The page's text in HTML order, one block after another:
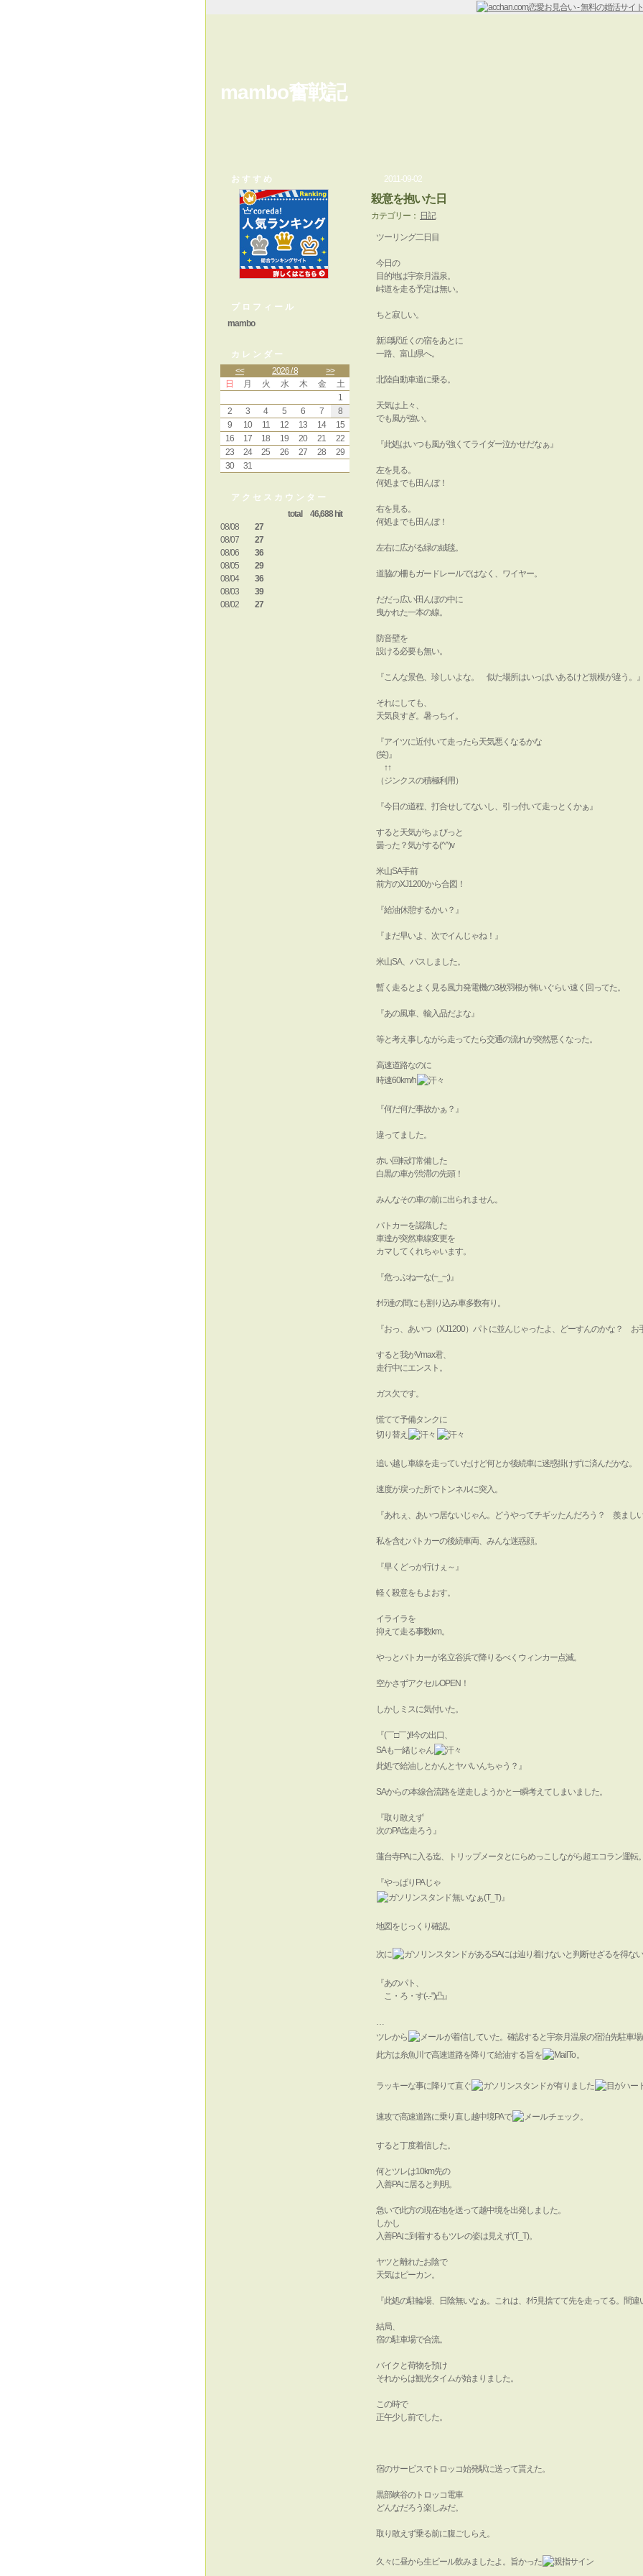
mambo奮戦記
おすすめ
プロフィール
mambo
カレンダー
<<
2026 / 8
>>
日
月 火 水 木 金
土
1
2
3 4 5 6 7
8
9
10 11 12 13 14
15
16
17 18 19 20 21
22
23
24 25 26 27 28
29
30
31
アクセスカウンター
total 46,688 hit
08/08
27
08/07
27
08/06
36
08/05
29
08/04
36
08/03
39
08/02
27
2011-09-02
殺意を抱いた日
カテゴリー： 日記
ツーリング二日目
今日の
目的地は宇奈月温泉。
峠道を走る予定は無い。
ちと寂しい。
新潟駅近くの宿をあとに
一路、富山県へ。
北陸自動車道に乗る。
天気は上々、
でも風が強い。
『此処はいつも風が強くてライダー泣かせだなぁ』
左を見る。
何処までも田んぼ！
右を見る。
何処までも田んぼ！
左右に広がる緑の絨毯。
道脇の柵もガードレールではなく、ワイヤー。
だだっ広い田んぼの中に
曳かれた一本の線。
防音壁を
設ける必要も無い。
『こんな景色、珍しいよな。 似た場所はいっぱいあるけど規模が違う。
それにしても、
天気良すぎ。暑っちイ。
『アイツに近付いて走ったら天気悪くなるかな
(笑)』
↑↑
（ジンクスの積極利用）
『今日の道程、打合せしてないし、引っ付いて走っとくかぁ』
すると天気がちょびっと
曇った？気がする(^^)v
米山SA手前
前方のXJ1200から合図！
『給油休憩するかい？』
『まだ早いよ、次でイんじゃね！』
米山SA、パスしました。
暫く走るとよく見る風力発電機の3枚羽根が怖いぐらい速く回ってた。
『あの風車、輸入品だよな』
等と考え事しながら走ってたら交通の流れが突然悪くなった。
高速道路なのに
時速60km/h
『何だ何だ事故かぁ？』
違ってました。
赤い回転灯常備した
白黒の車が渋滞の先頭！
みんなその車の前に出られません。
パトカーを認識した
車達が突然車線変更を
カマしてくれちゃいます。
『危っぶねーな(~_~;)』
ｵｲﾗ達の間にも割り込み車多数有り。
『おっ、あいつ（XJ1200）パトに並んじゃったよ、どーすんのかな？ お
すると我がVmax君、
走行中にエンスト。
ガス欠です。
慌てて予備タンクに
切り替え
追い越し車線を走っていたけど何とか後続車に迷惑掛けずに済んだかな。
速度が戻った所でトンネルに突入。
『あれぇ、あいつ居ないじゃん。どうやってチギッたんだろう？ 羨まし
私を含むパトカーの後続車両、みんな迷惑顔。
『早くどっか行けぇ～』
軽く殺意をもよおす。
イライラを
抑えて走る事数km。
やっとパトカーが名立谷浜で降りるべくウィンカー点滅。
空かさずアクセルOPEN！
しかしミスに気付いた。
『(￣□￣;)!!今の出口、
SAも一緒じゃん
此処で給油しとかんとヤバいんちゃう？』
SAからの本線合流路を逆走しようかと一瞬考えてしまいました。
『取り敢えず
次のPA迄走ろう』
蓮台寺PAに入る迄、トリップメータとにらめっこしながら超エコラン運転
『やっぱりPAじゃ
無いなぁ(T_T)』
地図をじっくり確認。
次に があるSAには辿り着けないと判断せざるを得ない
『あのパト、
こ・ろ・す(-.-")凸』
…
ツレから
が着信していた。確認すると宇奈月温泉の宿泊先駐車
此方は糸魚川で高速道路を降りて給油する旨を
。
ラッキーな事に降りて直ぐ が有りました
速攻で高速道路に乗り直し越中境PAで チェック。
すると丁度着信した。
何とツレは10km先の
入善PAに居ると判明。
急いで此方の現在地を送って越中境を出発しました。
しかし
入善PAに到着するもツレの姿は見えず(T_T)。
ヤツと離れたお陰で
天気はピーカン。
『此処の駐輪場、日陰無いなぁ。これは、ｵｲﾗ見捨てて先を走ってる。間違
結局、
宿の駐車場で合流。
バイクと荷物を預け
それからは観光タイムが始まりました。
この時で
正午少し前でした。
宿のサービスでトロッコ始発駅に送って貰えた。
黒部峡谷のトロッコ電車
どんなだろう楽しみだ。
取り敢えず乗る前に腹ごしらえ。
久々に昼から生ビール飲みましたよ。旨かった